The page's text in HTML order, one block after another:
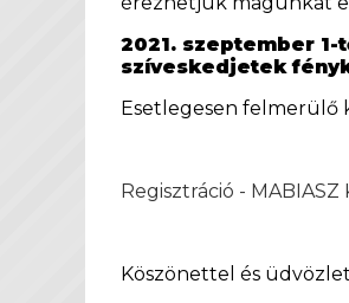
2021. szeptember
szíveskedjetek
Esetlegesen felmerülő
Regisztráció -
Köszönettel és